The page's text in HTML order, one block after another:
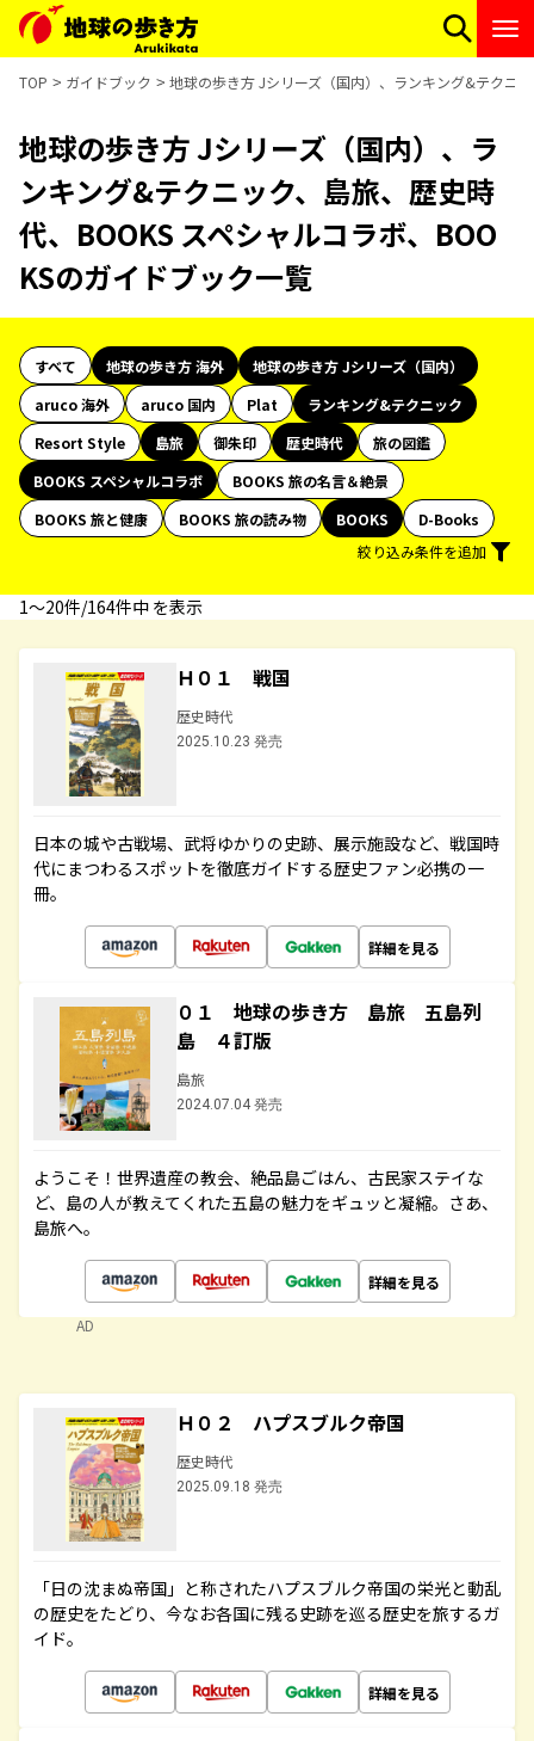
TOP ガイドブック 地球の歩き方 Jシリーズ（国内）、ランキング&テクニ
地球の歩き方 Jシリーズ（国内）、ラ
ンキング&テクニック、島旅、歴史時
代、BOOKS スペシャルコラボ、BOO
KSのガイドブック一覧
すべて 地球の歩き方 海外
地球の歩き方 Jシリーズ（国内）
aruco 海外
aruco 国内 Plat
ランキング&テクニック
Resort Style
島旅 御朱印 歴史時代
旅の図鑑
BOOKS スペシャルコラボ
BOOKS 旅の名言＆絶景
BOOKS 旅と健康
BOOKS 旅の読み物 BOOKS
D-Books
絞り込み条件を追加
1〜20件/164件中 を表示
Ｈ０１ 戦国
歴史時代
2025.10.23 発売
日本の城や古戦場、武将ゆかりの史跡、展示施設など、戦国時
代にまつわるスポットを徹底ガイドする歴史ファン必携の一
冊。
詳細を見る
０１ 地球の歩き方 島旅 五島列
島 ４訂版
島旅
2024.07.04 発売
ようこそ！世界遺産の教会、絶品島ごはん、古民家ステイな
ど、島の人が教えてくれた五島の魅力をギュッと凝縮。さあ、
島旅へ。
詳細を見る
AD
Ｈ０２ ハプスブルク帝国
歴史時代
2025.09.18 発売
「日の沈まぬ帝国」と称されたハプスブルク帝国の栄光と動乱
の歴史をたどり、今なお各国に残る史跡を巡る歴史を旅するガ
イド。
詳細を見る